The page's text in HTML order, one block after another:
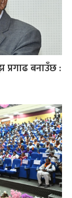
बनाउँछ :